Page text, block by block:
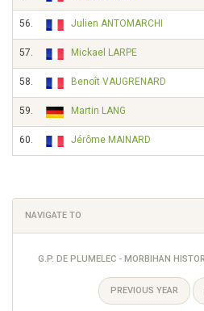
56. Julien ANTOMARCHI
57. Mickael LARPE
58. Benoît VAUGRENARD
59. Martin LANG
60. Jérôme MAINARD
NAVIGATE TO
G.P. DE PLUMELEC - MORBIHAN
PREVIOUS YEAR